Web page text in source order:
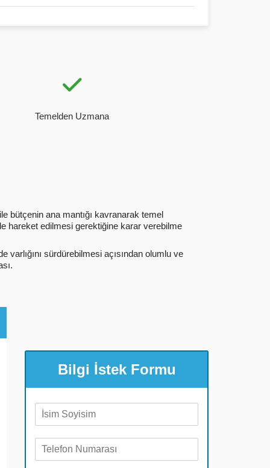
Temelden Uzmana
bütçenin ana mantığı kavranarak temel
hareket edilmesi gerektiğine karar verebilme
varlığını sürdürebilmesi açısından olumlu ve
Bilgi İstek Formu